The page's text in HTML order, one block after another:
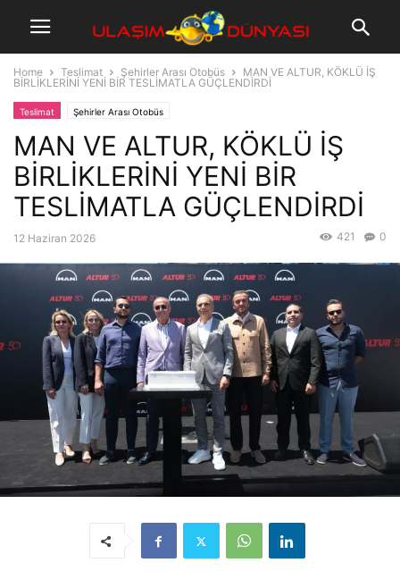
Home Teslimat Şehirler Arası Otobüs
MAN VE ALTUR, KÖKLÜ İŞ
BİRLİKLERİNİ YENİ BİR TESLİMATLA GÜÇLENDİRDİ
Teslimat Şehirler Arası Otobüs
MAN VE ALTUR, KÖKLÜ İŞ
BİRLİKLERİNİ YENİ BİR
TESLİMATLA GÜÇLENDİRDİ
12 Haziran 2026 0
421